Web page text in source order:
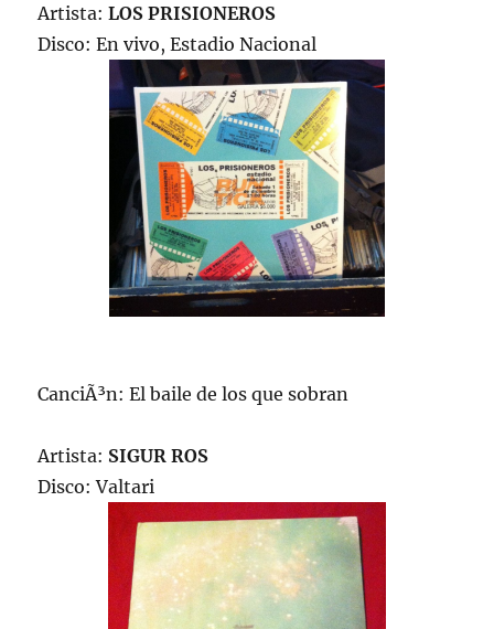
Artista:LOS PRISIONEROS
Disco: En vivo, Estadio Nacional
CanciÃ³n: El baile de los que sobran
Artista: SIGUR ROS
Disco: Valtari